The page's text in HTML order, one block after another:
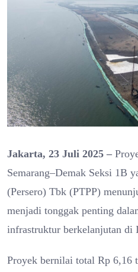
Jakarta, 23 Juli 2025 –
Semarang–Demak Seksi 1B
(Persero) Tbk (PTPP)
menjadi tonggak penting
infrastruktur berkelanjutan di
Proyek bernilai total Rp 6,16